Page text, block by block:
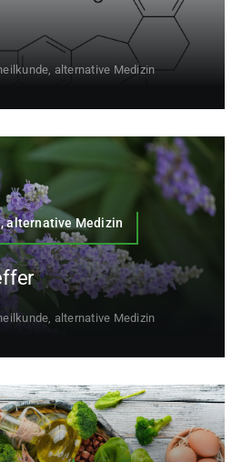
alternative Medizin
alternative Medizin
alternative Medizin